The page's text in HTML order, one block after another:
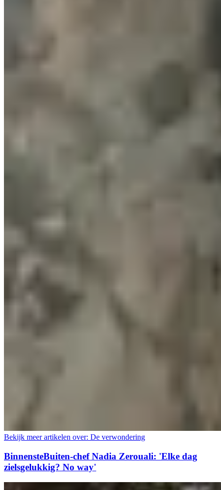
Bekijk meer artikelen over: De verwondering
BinnensteBuiten-chef Nadia Zerouali: 'Elke dag
zielsgelukkig? No way'